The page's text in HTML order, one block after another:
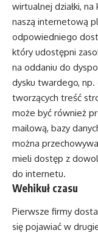
wirtualnej działki,
naszą internetową
odpowiedniego
który udostępni
na oddaniu do
dysku twardego,
tworzących treść
może być również
mailową, bazy
można
mieli dostęp z
do internetu.
Wehikuł czasu
Pierwsze firmy
się pojawiać w